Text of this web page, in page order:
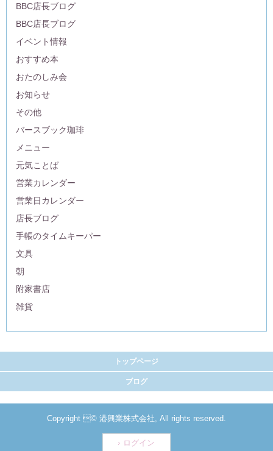
BBC店長ブログ
BBC店長ブログ
イベント情報
おすすめ本
おたのしみ会
お知らせ
その他
バースブック珈琲
メニュー
元気ことば
営業カレンダー
営業日カレンダー
店長ブログ
手帳のタイムキーパー
文具
朝
附家書店
雑貨
トップページ
ブログ
Copyright © 港興業株式会社, All rights reserved.
ログイン